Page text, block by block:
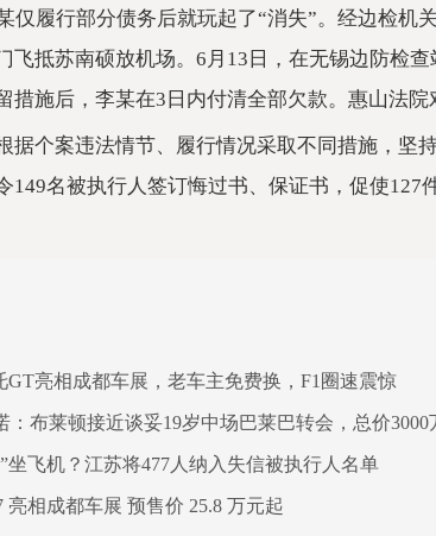
仅履行部分债务后就玩起了“消失”。经边检机
飞抵苏南硕放机场。6月13日，在无锡边防检
措施后，李某在3日内付清全部欠款。惠山法院
据个案违法情节、履行情况采取不同措施，坚
149名被执行人签订悔过书、保证书，促使127
GT亮相成都车展，老车主免费换，F1圈速震惊
：布莱顿接近谈妥19岁中场巴莱巴转会，总价3000
坐飞机？江苏将477人纳入失信被执行人名单
亮相成都车展 预售价 25.8 万元起